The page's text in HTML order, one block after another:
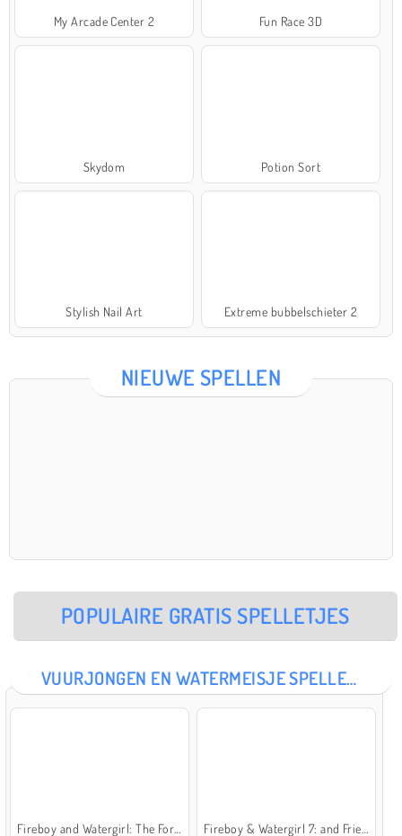
My Arcade Center 2 Fun Race 3D
Skydom Potion Sort
Stylish Nail Art Extreme bubbelschieter 2
NIEUWE SPELLEN
POPULAIRE GRATIS SPELLETJES
VUURJONGEN EN WATERMEISJE SPELLETJES